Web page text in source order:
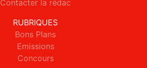
Contacter la rédac
RUBRIQUES
Bons Plans
Emissions
Concours